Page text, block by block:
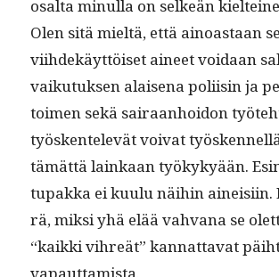
osalta min­ul­la on selkeän
Olen sitä mieltä, että ain­oas­taan
viihdekäyt­töiset aineet voidaan
vaiku­tuk­sen alaise­na poli­isin ja
toimen sekä sairaan­hoidon
työsken­televät voivat
tämät­tä lainkaan työkykyään.
tupak­ka ei kuu­lu näi­hin
rä, mik­si yhä elää vah­vana se
“kaik­ki vihreät” kan­nat­ta­vat
vapauttamista.